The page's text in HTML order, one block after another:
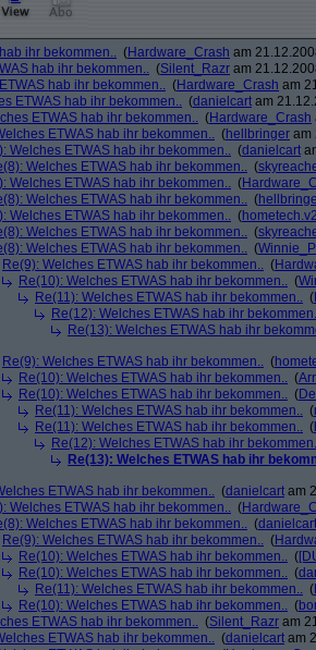
ihr bekommen.. (Hardware_Crash am
hab ihr bekommen.. (Silent_Razr am
hab ihr bekommen.. (Hardware_Crash am
ETWAS hab ihr bekommen.. (danielcart am
ETWAS hab ihr bekommen.. (Hardware_Crash
ETWAS hab ihr bekommen.. (hellbringer am
Welches ETWAS hab ihr bekommen.. (danielcart
Welches ETWAS hab ihr bekommen.. (
Welches ETWAS hab ihr bekommen.. (
Welches ETWAS hab ihr bekommen.. (
Welches ETWAS hab ihr bekommen.. (
Welches ETWAS hab ihr bekommen.. (
Welches ETWAS hab ihr bekommen.. (
Re(9): Welches ETWAS hab ihr bekommen.. (
Re(10): Welches ETWAS hab ihr bekommen.. (
Re(11): Welches ETWAS hab ihr bekommen.. (
Re(12): Welches ETWAS hab ihr
Re(13): Welches ETWAS hab ihr
Re(9): Welches ETWAS hab ihr bekommen.. (
Re(10): Welches ETWAS hab ihr bekommen.. (
Re(10): Welches ETWAS hab ihr bekommen.. (
Re(11): Welches ETWAS hab ihr bekommen.. (
Re(11): Welches ETWAS hab ihr bekommen.. (
Re(12): Welches ETWAS hab ihr
Re(13): Welches ETWAS hab ihr
ETWAS hab ihr bekommen.. (danielcart am
Welches ETWAS hab ihr bekommen.. (
Welches ETWAS hab ihr bekommen.. (danielcart
Re(9): Welches ETWAS hab ihr bekommen.. (
Re(10): Welches ETWAS hab ihr bekommen.. (
Re(10): Welches ETWAS hab ihr bekommen.. (
Re(11): Welches ETWAS hab ihr bekommen.. (
Re(10): Welches ETWAS hab ihr bekommen.. (
ETWAS hab ihr bekommen.. (Silent_Razr am
ETWAS hab ihr bekommen.. (danielcart am